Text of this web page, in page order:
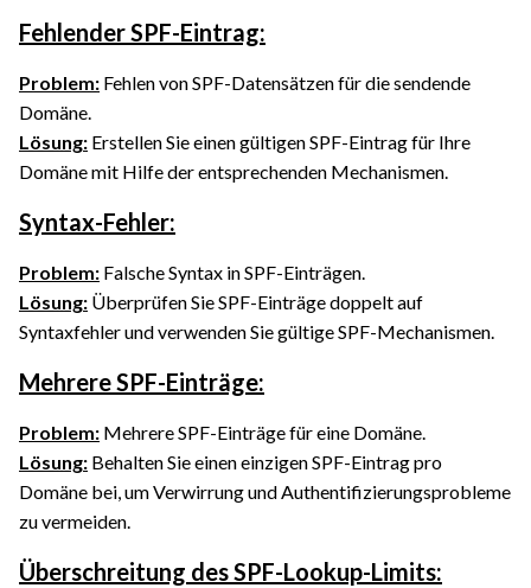
Fehlender SPF-Eintrag:
Problem: Fehlen von SPF-Datensätzen für die sendende
Domäne.
Lösung: Erstellen Sie einen gültigen SPF-Eintrag für Ihre
Domäne mit Hilfe der entsprechenden Mechanismen.
Syntax-Fehler:
Problem: Falsche Syntax in SPF-Einträgen.
Lösung: Überprüfen Sie SPF-Einträge doppelt auf
Syntaxfehler und verwenden Sie gültige SPF-Mechanismen.
Mehrere SPF-Einträge:
Problem: Mehrere SPF-Einträge für eine Domäne.
Lösung: Behalten Sie einen einzigen SPF-Eintrag pro
Domäne bei, um Verwirrung und Authentifizierungsprobleme
zu vermeiden.
Überschreitung des SPF-Lookup-Limits: